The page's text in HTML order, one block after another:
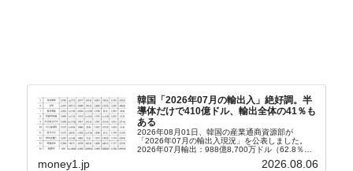
韓国「2026年07月の輸出入」絶好調。半
導体だけで410億ドル、輸出全体の41％も
ある
2026年08月01日、韓国の産業通商資源部が
「2026年07月の輸出入現況」を公表しました。
2026年07月輸出：988億8,700万ドル（62.8％）
money1.jp 2026.08.06